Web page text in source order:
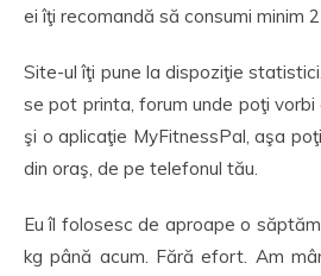
ei îţi recomandă să consumi minim
Site-ul îţi pune la dispoziţie
se pot printa, forum unde poţi vorbi
şi o aplicaţie MyFitnessPal, aşa
din oraş, de pe telefonul tău.
Eu îl folosesc de aproape o
kg până acum. Fără efort. Am